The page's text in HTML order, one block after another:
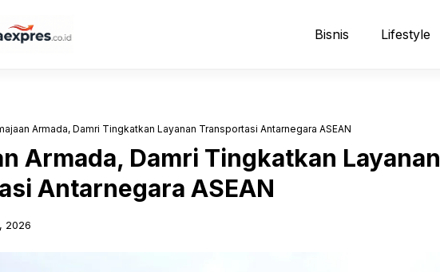
Bisnis Lifestyle
Armada, Damri Tingkatkan Layanan Transportasi Antarnegara ASEAN
Armada, Damri Tingkatkan Layanan
Antarnegara ASEAN
2026